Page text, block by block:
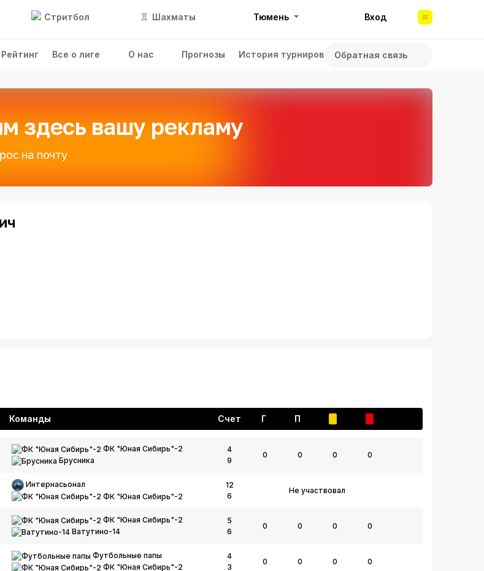
Стритбол Шахматы Тюмень Вход
Рейтинг Все о лиге О нас Прогнозы История турниров Обратная связь
здесь вашу рекламу
на почту
Команды Счет Г П
ФК "Юная Сибирь"-2
Брусника
4
9
0 0 0 0
Интернасьонал
ФК "Юная Сибирь"-2
12
6
Не участвовал
ФК "Юная Сибирь"-2
Ватутино-14
5
6
0 0 0 0
Футбольные папы
ФК "Юная Сибирь"-2
4
3
0 0 0 0